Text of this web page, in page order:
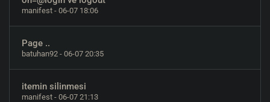
manifest - 06-07 18:06
Page ..
batuhan92 - 06-07 20:35
itemin silinmesi
manifest - 06-07 21:13